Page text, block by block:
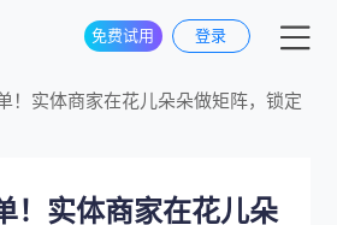
免费试用 登录
！实体商家在花儿朵朵做矩阵，锁定
！实体商家在花儿朵